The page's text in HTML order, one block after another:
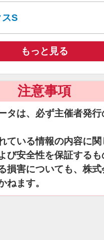
S
もっと見る
注意事項
タは、必ず主催者発
ている情報の内容に
び安全性を保証する
損害についても、株
ねます。